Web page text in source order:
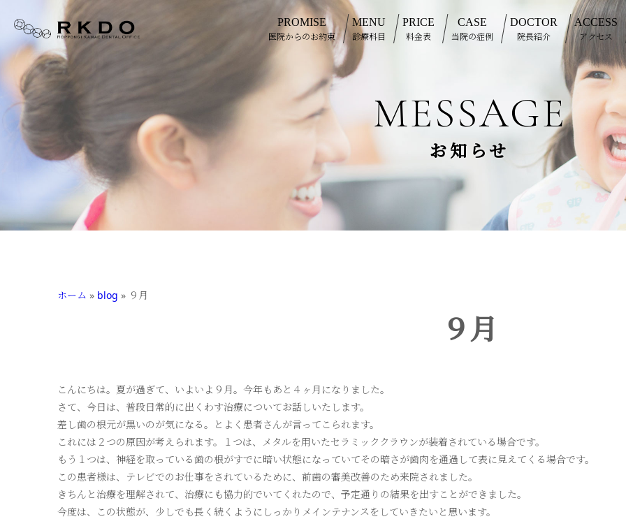
PROMISE
医院からのお約束
MENU
診療科目
PRICE
料金表
CASE
当院の症例
DOCTOR
院長紹介
ACCESS
アクセス
MESSAGE
お知らせ
ホーム » blog » ９月
９月
こんにちは。夏が過ぎて、いよいよ９月。今年もあと４ヶ月になりました。
さて、今日は、普段日常的に出くわす治療についてお話しいたします。
差し歯の根元が黒いのが気になる。とよく患者さんが言ってこられます。
これには２つの原因が考えられます。１つは、メタルを用いたセラミッククラウンが装着されている場合です。
もう１つは、神経を取っている歯の根がすでに暗い状態になっていてその暗さが歯肉を通過して表に見えてくる場合です。
この患者様は、テレビでのお仕事をされているために、前歯の審美改善のため来院されました。
きちんと治療を理解されて、治療にも協力的でいてくれたので、予定通りの結果を出すことができました。
今度は、この状態が、少しでも長く続くようにしっかりメインテナンスをしていきたいと思います。